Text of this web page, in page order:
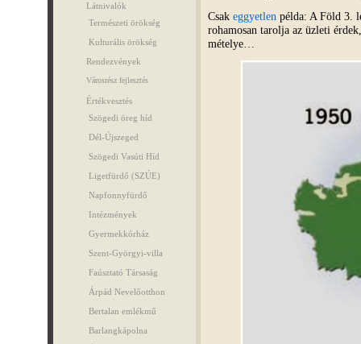
Látnivalók
Természeti örökség
Kulturális örökség
Rendezvények
Városrész fejlesztés
Értékvesztés
Szögedi öreg híd
Dél-Újszeged
Szögedi Vasúti Híd
Ligetfürdő (SZÚE)
Napfonnyfürdő
Intézmények
Gyermekkórház
Szent-Györgyi-villa
Faúsztató Társaság
Árpád Nevelőotthon
Bertalan emlékmű
Barlangkápolna
Csakeggyetlen példa: A Föld 3.
rohamosan tarolja az üzleti
mételye…